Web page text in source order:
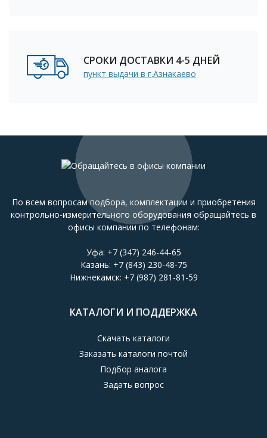
СРОКИ ДОСТАВКИ 4-5 ДНЕЙ
пункт выдачи в г.Азнакаево
По всем вопросам подбора, комплектации и приобретения
контрольно-измерительного оборудования обращайтесь в
офисы компании по телефонам:
Уфа: +7 (347) 246-44-65
Казань: +7 (843) 230-48-75
Нижнекамск: +7 (987) 281-81-59
КАТАЛОГИ И ПОДДЕРЖКА
Скачать каталоги
Заказать каталоги почтой
Подбор аналога
Задать вопрос